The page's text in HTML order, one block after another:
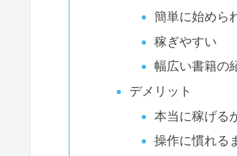
簡単に始めら
稼ぎやすい
幅広い書籍の
デメリット
本当に稼げる
操作に慣れる